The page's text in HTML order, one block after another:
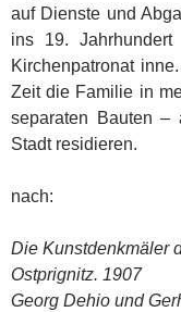
auf Dienste und
ins 19.
Kirchenpatronat
Zeit die Familie in
separaten Bauten
Stadt residieren.
nach:
Die Kunstdenkmäler
Ostprignitz. 1907
Georg Dehio und